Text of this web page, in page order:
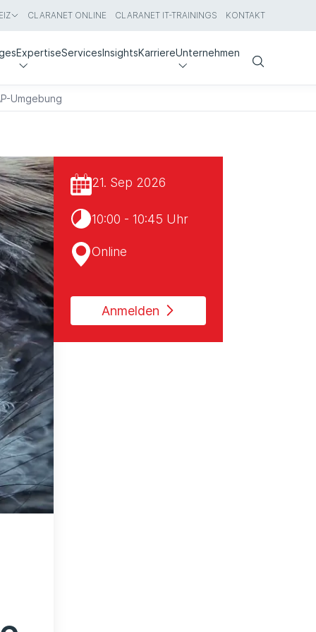
CLARANET ONLINE CLARANET IT-TRAININGS KONTAKT
ExpertiseServicesInsightsKarriereUnternehmen
Search
Umgebung
21. Sep 2026
10:00 - 10:45 Uhr
Online
Anmelden